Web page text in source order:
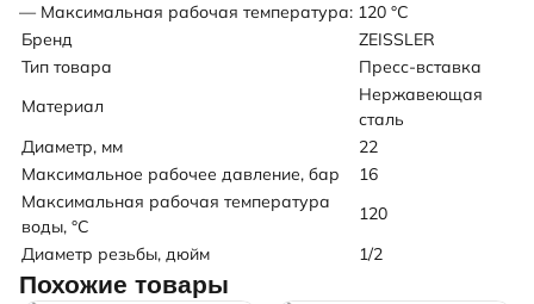
— Максимальная рабочая температура: 120 °С
Бренд
ZEISSLER
Тип товара
Пресс-вставка
Материал
Нержавеющая
сталь
Диаметр, мм
22
Максимальное рабочее давление, бар
16
Максимальная рабочая температура
воды, °C
120
Диаметр резьбы, дюйм
1/2
Похожие товары